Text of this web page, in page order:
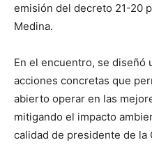
emisión del decreto 21-20
Medina.
En el encuentro, se diseñó
acciones concretas que
abierto operar en las
mitigando el impacto
calidad de presidente de la